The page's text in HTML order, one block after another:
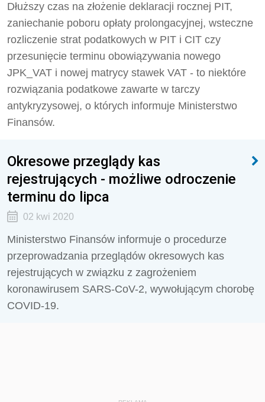
Dłuższy czas na złożenie deklaracji rocznej PIT,
zaniechanie poboru opłaty prolongacyjnej, wsteczne
rozliczenie strat podatkowych w PIT i CIT czy
przesunięcie terminu obowiązywania nowego
JPK_VAT i nowej matrycy stawek VAT - to niektóre
rozwiązania podatkowe zawarte w tarczy
antykryzysowej, o których informuje Ministerstwo
Finansów.
Okresowe przeglądy kas
rejestrujących - możliwe odroczenie
terminu do lipca
02 kwi 2020
Ministerstwo Finansów informuje o procedurze
przeprowadzania przeglądów okresowych kas
rejestrujących w związku z zagrożeniem
koronawirusem SARS-CoV-2, wywołującym chorobę
COVID-19.